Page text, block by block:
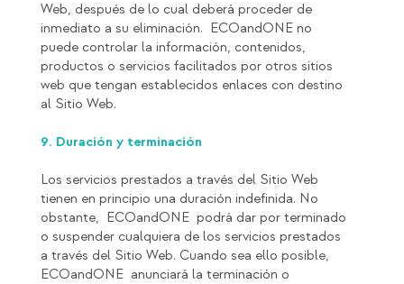
Web, después de lo cual deberá proceder de
inmediato a su eliminación. ECOandONE no
puede controlar la información, contenidos,
productos o servicios facilitados por otros sitios
web que tengan establecidos enlaces con destino
al Sitio Web.
9. Duración y terminación
Los servicios prestados a través del Sitio Web
tienen en principio una duración indefinida. No
obstante, ECOandONE podrá dar por terminado
o suspender cualquiera de los servicios prestados
a través del Sitio Web. Cuando sea ello posible,
ECOandONE anunciará la terminación o